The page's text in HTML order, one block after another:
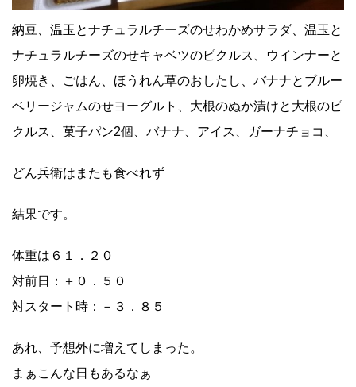
納豆、温玉とナチュラルチーズのせわかめサラダ、温玉と
ナチュラルチーズのせキャベツのピクルス、ウインナーと
卵焼き、ごはん、ほうれん草のおしたし、バナナとブルー
ベリージャムのせヨーグルト、大根のぬか漬けと大根のピ
クルス、菓子パン2個、バナナ、アイス、ガーナチョコ、
どん兵衛はまたも食べれず
結果です。
体重は６１．２０
対前日：＋０．５０
対スタート時：－３．８５
あれ、予想外に増えてしまった。
まぁこんな日もあるなぁ